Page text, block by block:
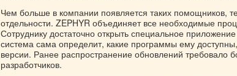
Чем больше в компании появляется таких помощников,
отдельности. ZEPHYR объединяет все необходимые
Сотруднику достаточно открыть специальное
система сама определит, какие программы ему
версии. Ранее распространение обновлений требовало
разработчиков.